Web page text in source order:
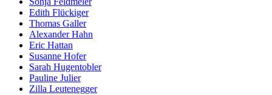
Edith Flückiger
Thomas Galler
Alexander Hahn
Eric Hattan
Susanne Hofer
Sarah Hugentobler
Pauline Julier
Zilla Leutenegger